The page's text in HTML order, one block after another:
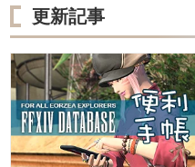
更新記事